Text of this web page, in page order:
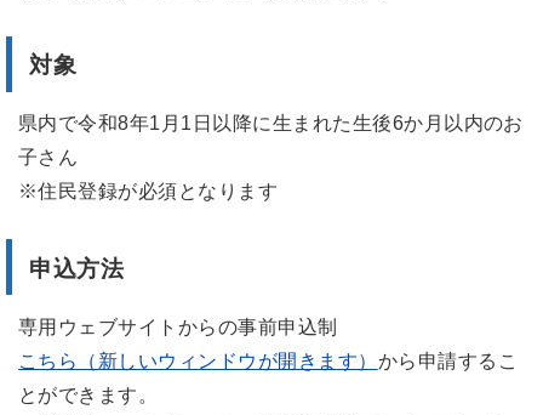
対象
県内で令和8年1月1日以降に生まれた生後6か月以内のお
子さん
※住民登録が必須となります
申込方法
専用ウェブサイトからの事前申込制
こちら（新しいウィンドウが開きます） から申請するこ
とができます。